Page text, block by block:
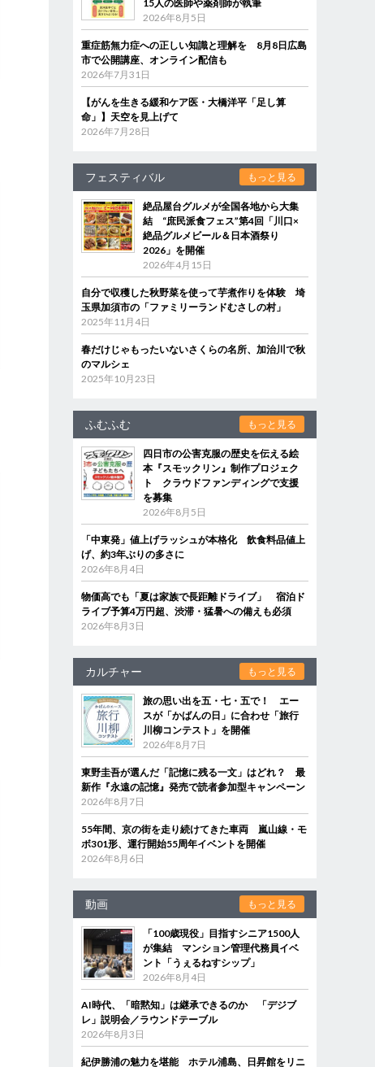
15人の医師や薬剤師が執筆
2026年8月5日
重症筋無力症への正しい知識と理解を 8月8日広島
市で公開講座、オンライン配信も
2026年7月31日
【がんを生きる緩和ケア医・大橋洋平「足し算
命」】天空を見上げて
2026年7月28日
フェスティバル もっと見る
絶品屋台グルメが全国各地から大集
結 “庶民派食フェス”第4回「川口×
絶品グルメビール＆日本酒祭り
2026」を開催
2026年4月15日
自分で収穫した秋野菜を使って芋煮作りを体験 埼
玉県加須市の「ファミリーランドむさしの村」
2025年11月4日
春だけじゃもったいないさくらの名所、加治川で秋
のマルシェ
2025年10月23日
ふむふむ もっと見る
四日市の公害克服の歴史を伝える絵
本『スモックリン』制作プロジェク
ト クラウドファンディングで支援
を募集
2026年8月5日
「中東発」値上げラッシュが本格化 飲食料品値上
げ、約3年ぶりの多さに
2026年8月4日
物価高でも「夏は家族で長距離ドライブ」 宿泊ド
ライブ予算4万円超、渋滞・猛暑への備えも必須
2026年8月3日
カルチャー もっと見る
旅の思い出を五・七・五で！ エー
スが「かばんの日」に合わせ「旅行
川柳コンテスト」を開催
2026年8月7日
東野圭吾が選んだ「記憶に残る一文」はどれ？ 最
新作『永遠の記憶』発売で読者参加型キャンペーン
2026年8月7日
55年間、京の街を走り続けてきた車両 嵐山線・モ
ボ301形、運行開始55周年イベントを開催
2026年8月6日
動画 もっと見る
「100歳現役」目指すシニア1500人
が集結 マンション管理代務員イベ
ント「うぇるねすシップ」
2026年8月4日
AI時代、「暗黙知」は継承できるのか 「デジブ
レ」説明会／ラウンドテーブル
2026年8月3日
紀伊勝浦の魅力を堪能 ホテル浦島、日昇館をリニ